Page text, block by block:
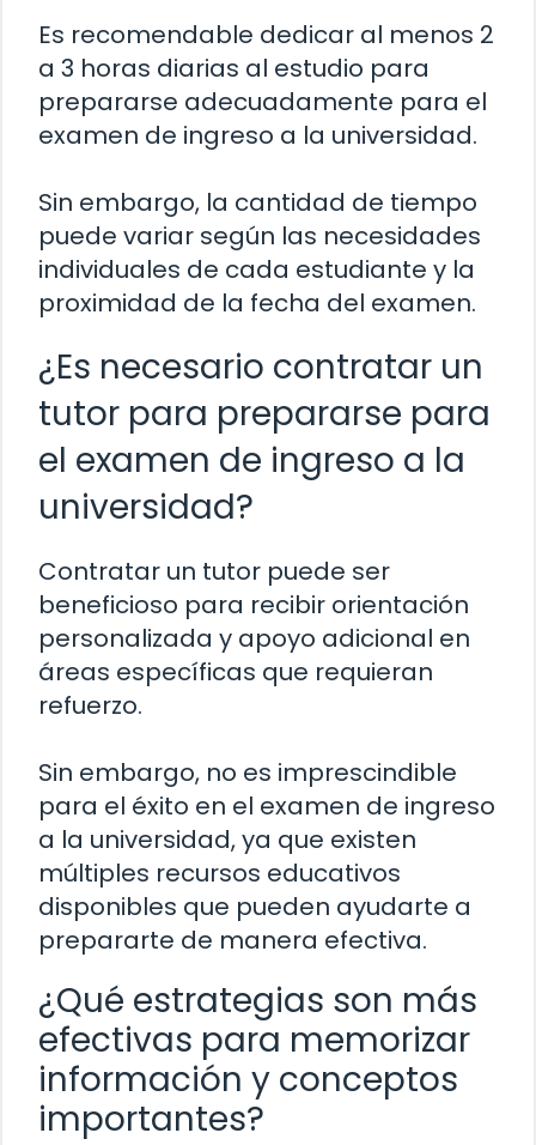
Es recomendable dedicar al menos 2
a 3 horas diarias al estudio para
prepararse adecuadamente para el
examen de ingreso a la universidad.
Sin embargo, la cantidad de tiempo
puede variar según las necesidades
individuales de cada estudiante y la
proximidad de la fecha del examen.
¿Es necesario contratar un
tutor para prepararse para
el examen de ingreso a la
universidad?
Contratar un tutor puede ser
beneficioso para recibir orientación
personalizada y apoyo adicional en
áreas específicas que requieran
refuerzo.
Sin embargo, no es imprescindible
para el éxito en el examen de ingreso
a la universidad, ya que existen
múltiples recursos educativos
disponibles que pueden ayudarte a
prepararte de manera efectiva.
¿Qué estrategias son más
efectivas para memorizar
información y conceptos
importantes?